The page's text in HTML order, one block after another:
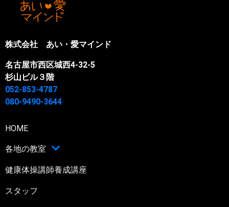
株式会社 あい・愛マインド
名古屋市西区城西4-32-5
杉山ビル３階
052-853-4787
080-9490-3644
HOME
各地の教室
健康体操講師養成講座
スタッフ